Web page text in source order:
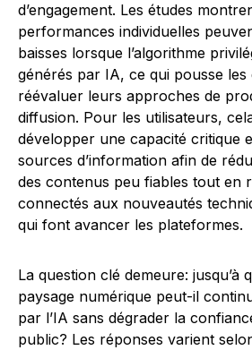
d’engagement. Les études
performances individuelles
baisses lorsque l’algorithme
générés par IA, ce qui pousse les
réévaluer leurs approches de
diffusion. Pour les utilisateurs,
développer une capacité critique
sources d’information afin de
des contenus peu fiables tout en
connectés aux nouveautés
qui font avancer les plateformes.
La question clé demeure: jusqu’à
paysage numérique peut-il
par l’IA sans dégrader la
public? Les réponses varient